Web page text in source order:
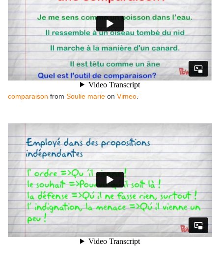
comparaison from Soulie marie on Vimeo